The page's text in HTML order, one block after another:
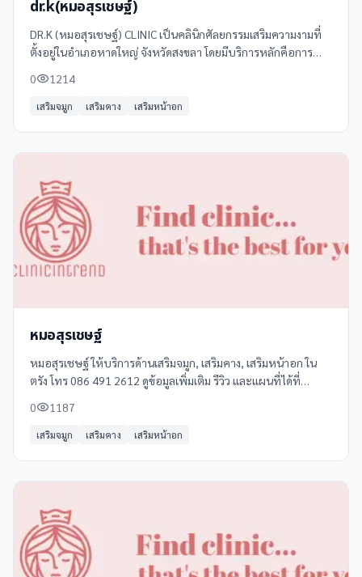
dr.k(หมอสุรเชษฐ์)
DR.K (หมอสุรเชษฐ์) CLINIC เป็นคลินิกศัลยกรรมเสริมความงามที่
ตั้งอยู่ในอำเภอหาดใหญ่ จังหวัดสงขลา โดยมีบริการหลักคือการทำ
0 1214
เสริมจมูก เสริมคาง เสริมหน้าอก
หมอสุรเชษฐ์
หมอสุรเชษฐ์ ให้บริการด้านเสริมจมูก, เสริมคาง, เสริมหน้าอก ใน
ตรัง โทร 086 491 2612 ดูข้อมูลเพิ่มเติม รีวิว และแผนที่ได้ที่
0 1187
เสริมจมูก เสริมคาง เสริมหน้าอก